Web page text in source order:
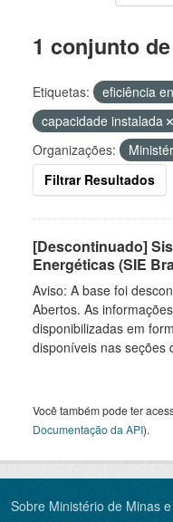
1 conjunto
Etiquetas:
eficiência
capacidade instalada
Organizações:
Filtrar Resultados
[Descontinuado]
Energéticas (SIE
Aviso: A base foi
Abertos. As
disponibilizadas em
disponíveis nas seções
Você também pode ter
Documentação da API).
Sobre Ministério de Minas